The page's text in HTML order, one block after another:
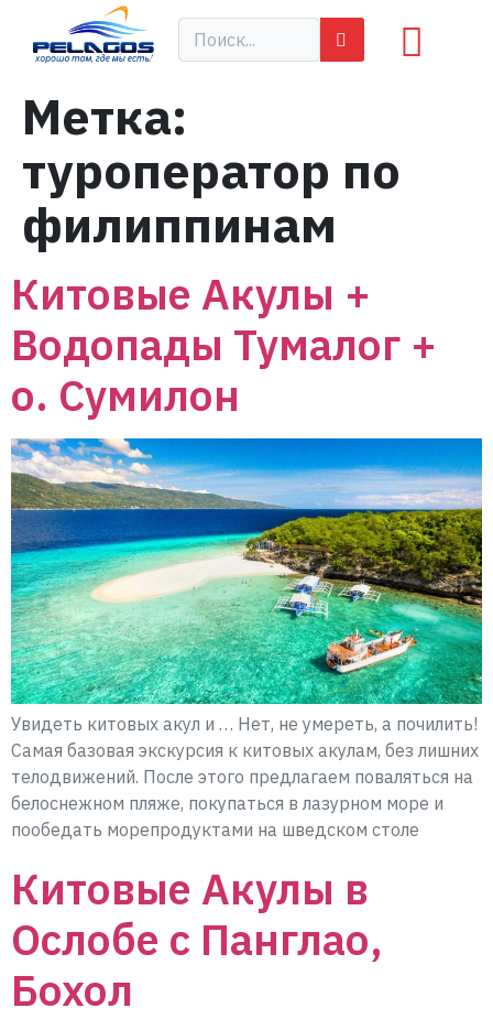
Метка:
туроператор по
филиппинам
Китовые Акулы +
Водопады Тумалог +
о. Сумилон
Увидеть китовых акул и … Нет, не умереть, а почилить!
Самая базовая экскурсия к китовых акулам, без лишних
телодвижений. После этого предлагаем поваляться на
белоснежном пляже, покупаться в лазурном море и
пообедать морепродуктами на шведском столе
Китовые Акулы в
Ослобе с Панглао,
Бохол